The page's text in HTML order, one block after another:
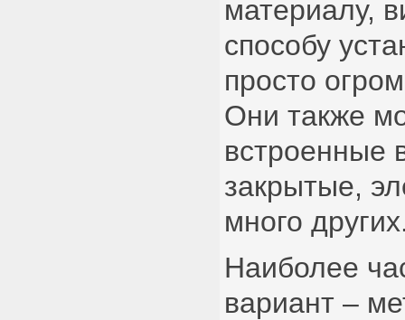
материалу,
способу
просто
Они также
встроенные
закрытые,
много
Наиболее
вариант –